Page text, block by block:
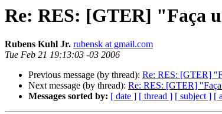
Re: RES: [GTER] "Faça
Rubens Kuhl Jr. rubensk at gmail.com
Tue Feb 21 19:13:03 -03 2006
Previous message (by thread): Re: RES: [GTER]
Next message (by thread): Re: RES: [GTER] "Faça
Messages sorted by: [ date ] [ thread ] [ subject ] [